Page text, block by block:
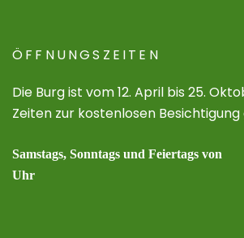
ÖFFNUNGSZEITEN
Die Burg ist vom 12. April bis 25.
Zeiten zur kostenlosen
Samstags, Sonntags und Feiertags
Uhr